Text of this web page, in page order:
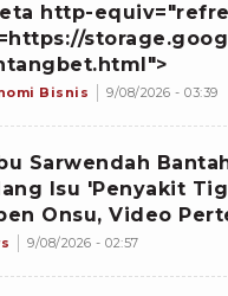
http-
Bisnis 9/08/2026 - 03:39
Sarwendah
Isu 'Penyakit
Onsu, Video
Disorot
9/08/2026 - 02:57